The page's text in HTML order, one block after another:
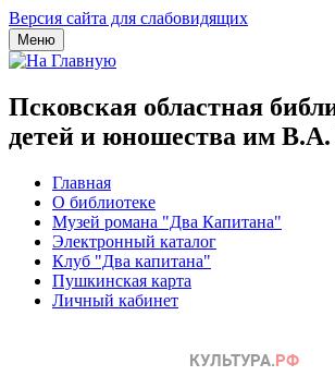
Версия сайта для слабовидящих
Меню
Псковская областная
детей и юношества им
Главная
О библиотеке
Музей романа "Два Капитана"
Электронный каталог
Клуб "Два капитана"
Пушкинская карта
Личный кабинет